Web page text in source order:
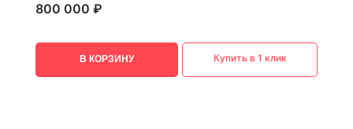
800 000 ₽
В КОРЗИНУ Купить в 1 клик